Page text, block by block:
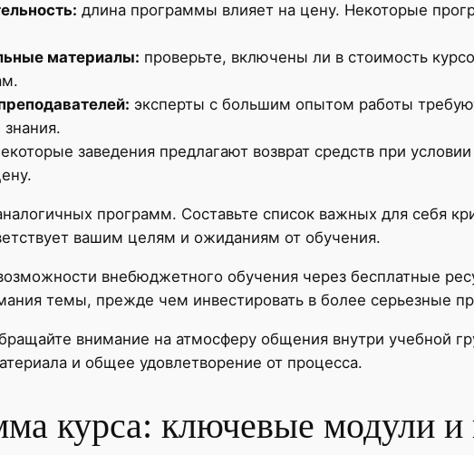
длина программы влияет на цену. Некоторые
материалы: проверьте, включены ли в стоимость
эксперты с большим опытом работы
заведения предлагают возврат средств при
программ. Составьте список важных для себя
вашим целям и ожиданиям от обучения.
внебюджетного обучения через бесплатные
темы, прежде чем инвестировать в более серьезные
внимание на атмосферу общения внутри учебной
и общее удовлетворение от процесса.
курса: ключевые модули и